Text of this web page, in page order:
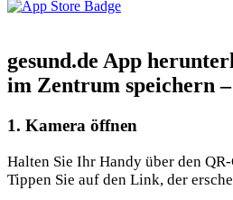
gesund.de App
im Zentrum speichern –
1. Kamera öffnen
Halten Sie Ihr Handy über den QR-
Tippen Sie auf den Link, der